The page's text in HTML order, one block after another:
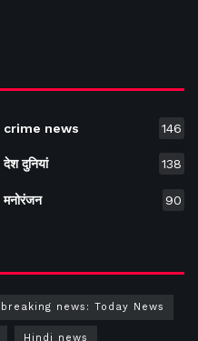
crime news 146
देश दुनियां 138
मनोरंजन 90
breaking news: Today News
Hindi news